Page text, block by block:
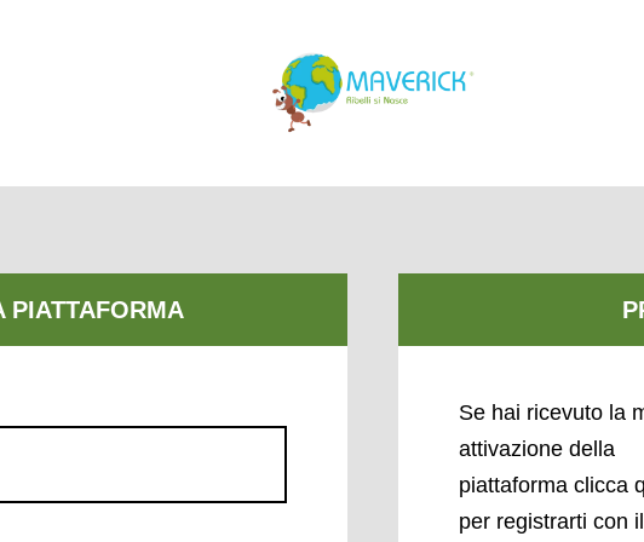
Se hai ricevuto la
attivazione della
piattaforma clicca
per registrarti con